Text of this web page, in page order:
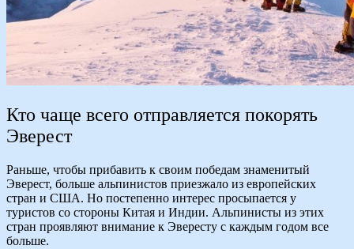
Кто чаще всего отправляется покорять
Эверест
Раньше, чтобы прибавить к своим победам знаменитый
Эверест, больше альпинистов приезжало из европейских
стран и США. Но постепенно интерес просыпается у
туристов со стороны Китая и Индии. Альпинисты из этих
стран проявляют внимание к Эвересту с каждым годом все
больше.